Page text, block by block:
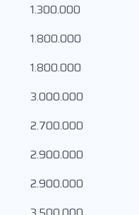
1.300.000
1.800.000
1.800.000
3.000.000
2.700.000
2.900.000
2.900.000